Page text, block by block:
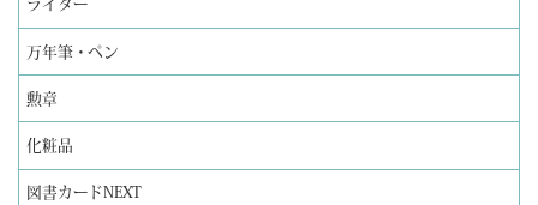
ライター
万年筆・ペン
勲章
化粧品
図書カードNEXT